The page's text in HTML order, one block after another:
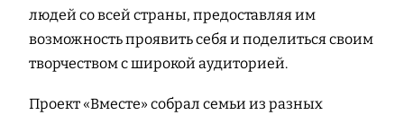
людей со всей страны, предоставляя им
возможность проявить себя и поделиться своим
творчеством с широкой аудиторией.
Проект «Вместе» собрал семьи из разных